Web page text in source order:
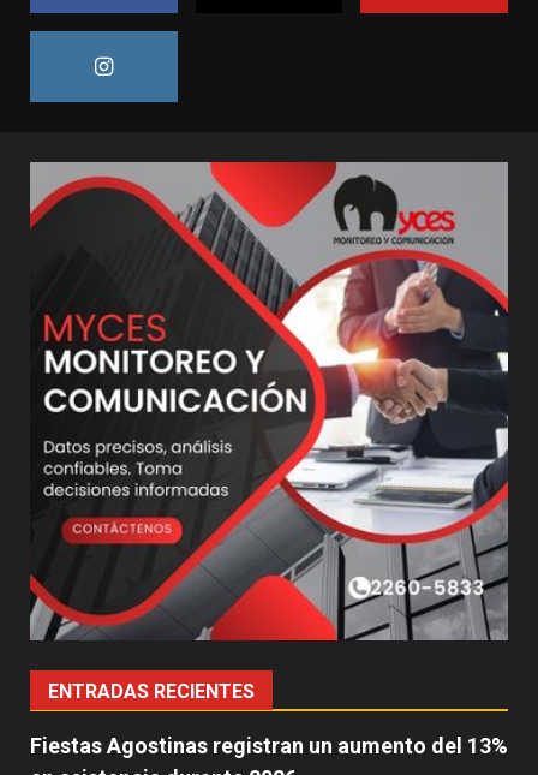
ENTRADAS RECIENTES
Fiestas Agostinas registran un aumento del 13%